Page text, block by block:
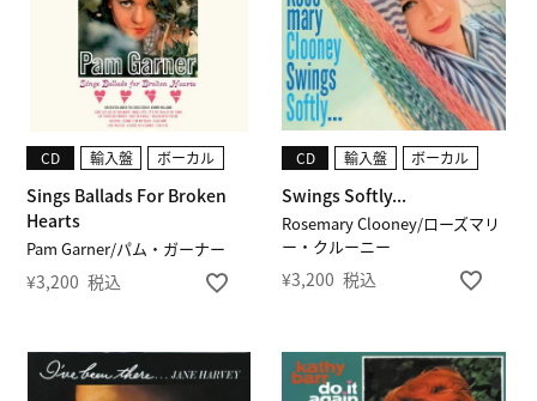
Pam Garner/パム・ガーナー
Sings Ballads For Broken
Hearts
CD 輸入盤 ボーカル
¥3,200 税込
Rosemary Clooney/ローズマリ
ー・クルーニー
Swings Softly...
CD 輸入盤 ボーカル
¥3,200 税込